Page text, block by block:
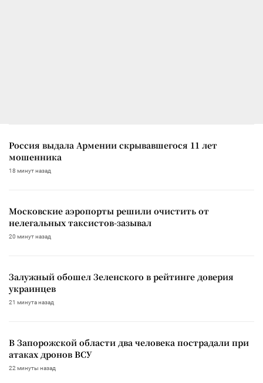
Россия выдала Армении скрывавшегося 11 лет
мошенника
18 минут назад
Московские аэропорты решили очистить от
нелегальных таксистов-зазывал
20 минут назад
Залужный обошел Зеленского в рейтинге доверия
украинцев
21 минута назад
В Запорожской области два человека пострадали при
атаках дронов ВСУ
22 минуты назад